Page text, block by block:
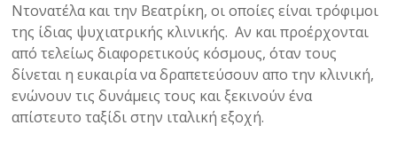
Ντονατέλα και την Βεατρίκη, οι οποίες είναι τρόφιμοι
της ίδιας ψυχιατρικής κλινικής. Αν και προέρχονται
από τελείως διαφορετικούς κόσμους, όταν τους
δίνεται η ευκαιρία να δραπετεύσουν απο την κλινική,
ενώνουν τις δυνάμεις τους και ξεκινούν ένα
απίστευτο ταξίδι στην ιταλική εξοχή.